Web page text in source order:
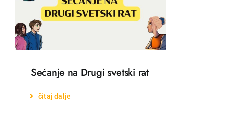
Publikacije
Učenje
Postanite prijatelj
Sećanje na Drugi svetski rat
čitaj dalje